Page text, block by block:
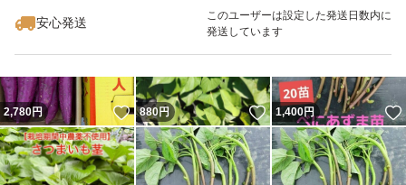
安心発送
このユーザーは設定した発送日数内に
発送しています
2,780円 いいね！
880円 いいね！
1,400円